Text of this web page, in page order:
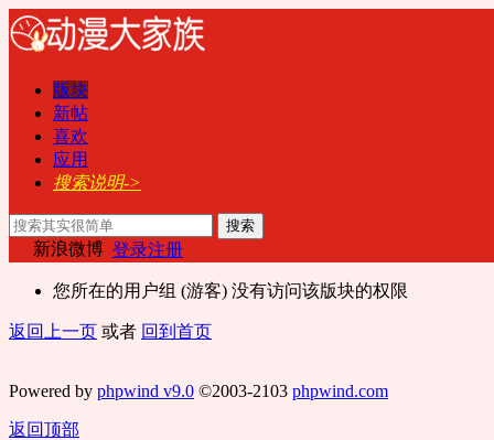
版块
新帖
喜欢
应用
搜索说明->
搜索
新浪微博 登录注册
您所在的用户组 (游客) 没有访问该版块的权限
返回上一页 或者 回到首页
Powered by phpwind v9.0 ©2003-2103 phpwind.com
返回顶部